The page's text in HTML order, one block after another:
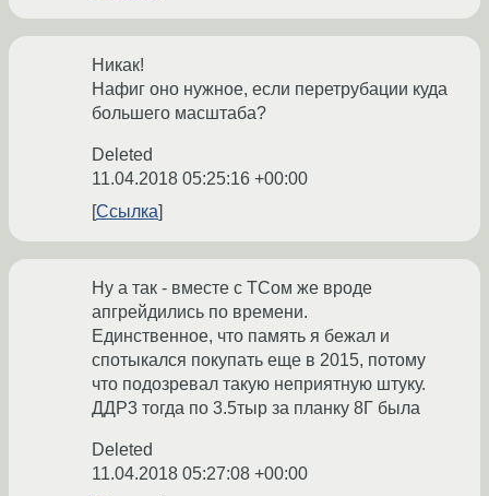
Никак!
Нафиг оно нужное, если перетрубации куда
большего масштаба?
Deleted
11.04.2018 05:25:16 +00:00
Ссылка
Ну а так - вместе с ТСом же вроде
апгрейдились по времени.
Единственное, что память я бежал и
спотыкался покупать еще в 2015, потому
что подозревал такую неприятную штуку.
ДДР3 тогда по 3.5тыр за планку 8Г была
Deleted
11.04.2018 05:27:08 +00:00